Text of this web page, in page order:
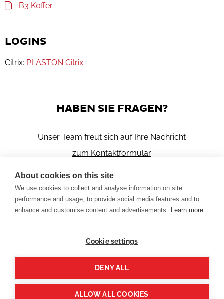
B3 Koffer
LOGINS
Citrix: PLASTON Citrix
HABEN SIE FRAGEN?
Unser Team freut sich auf Ihre Nachricht
zum Kontaktformular
PLASTON AG
Tel: +41 71 727 81 11
Member of Plaston Group
About cookies on this site
We use cookies to collect and analyse information on site
performance and usage, to provide social media features and to
enhance and customise content and advertisements. Learn more
Cookie settings
DENY ALL
ALLOW ALL COOKIES